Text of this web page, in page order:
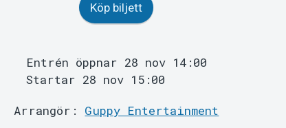
Köp biljett
Entrén öppnar 28 nov 14:00
Startar 28 nov 15:00
Arrangör: Guppy Entertainment